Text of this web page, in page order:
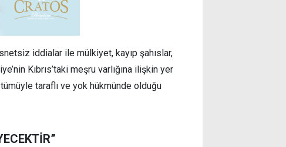
iddialar ile mülkiyet, kayıp şahıslar,
Kıbrıs’taki meşru varlığına ilişkin yer
taraflı ve yok hükmünde olduğu